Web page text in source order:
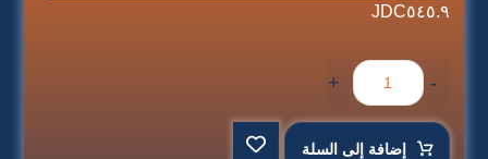
JDC٥٤٥.٩
-
+
إضافة إلى السلة